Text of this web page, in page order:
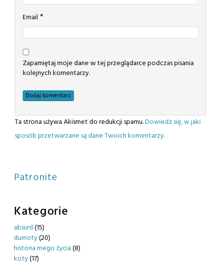
Email *
Zapamiętaj moje dane w tej przeglądarce podczas pisania
kolejnych komentarzy.
Ta strona używa Akismet do redukcji spamu.Dowiedz się, w jaki
sposób przetwarzane są dane Twoich komentarzy.
Patronite
Kategorie
absurd(15)
durnoty(20)
historia mego życia(8)
koty(17)